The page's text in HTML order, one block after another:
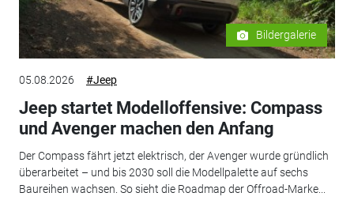
Bildergalerie
05.08.2026 #Jeep
Jeep startet Modelloffensive: Compass
und Avenger machen den Anfang
Der Compass fährt jetzt elektrisch, der Avenger wurde gründlich
überarbeitet – und bis 2030 soll die Modellpalette auf sechs
Baureihen wachsen. So sieht die Roadmap der Offroad-Marke...